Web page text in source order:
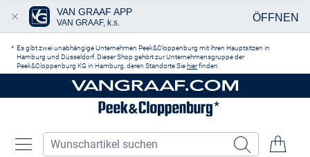
Es gibt zwei unabhängige Unternehmen Peek&Cloppenburg mit ihren Hauptsitzen in
Hamburg und Düsseldorf. Dieser Shop gehört zur Unternehmensgruppe der
Peek&Cloppenburg KG in Hamburg, deren Standorte Sie hierfinden.
VAN GRAAF APP
VAN GRAAF, k.s. ÖFFNEN